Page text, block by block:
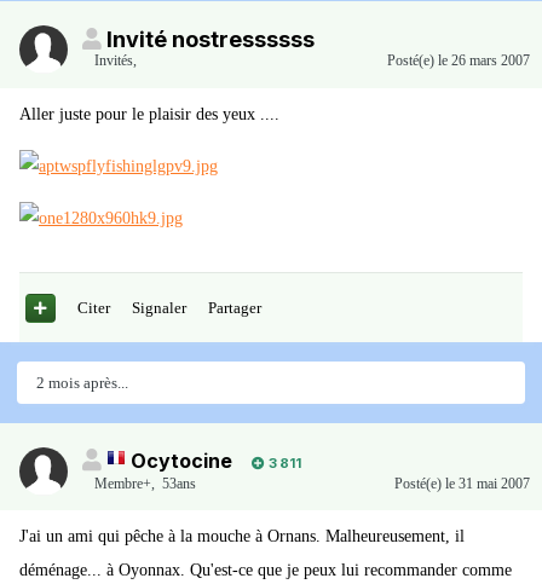
Invité nostressssss
Invités, Posté(e) le 26 mars 2007
Aller juste pour le plaisir des yeux ....
Citer Signaler Partager
2 mois après...
Ocytocine
3 811
Membre+, 53ans Posté(e) le 31 mai 2007
J'ai un ami qui pêche à la mouche à Ornans. Malheureusement, il
déménage... à Oyonnax. Qu'est-ce que je peux lui recommander comme